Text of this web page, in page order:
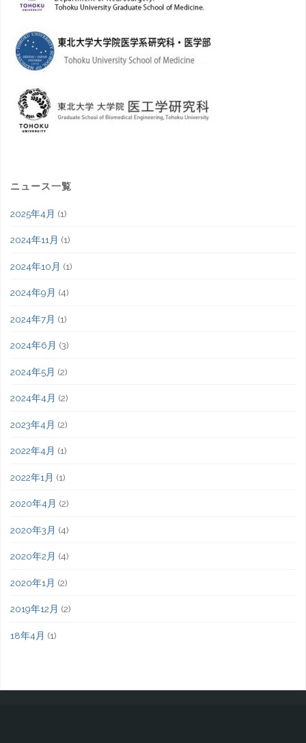
ニュース一覧
2025年4月 (1)
2024年11月 (1)
2024年10月 (1)
2024年9月 (4)
2024年7月 (1)
2024年6月 (3)
2024年5月 (2)
2024年4月 (2)
2023年4月 (2)
2022年4月 (1)
2022年1月 (1)
2020年4月 (2)
2020年3月 (4)
2020年2月 (4)
2020年1月 (2)
2019年12月 (2)
18年4月 (1)